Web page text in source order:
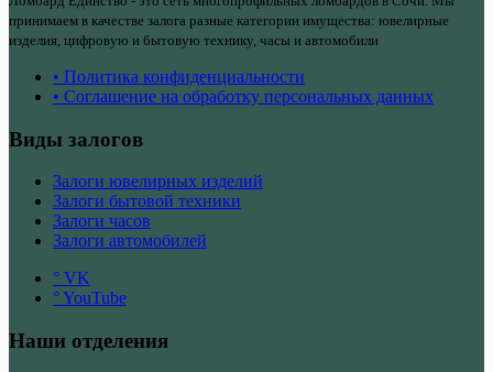
принимаем в качестве залога разные категории имущества: ювелирные
изделия, цифровую и бытовую технику, часы и автомобили
• Политика конфиденциальности
• Соглашение на обработку персональных данных
Виды залогов
Залоги ювелирных изделий
Залоги бытовой техники
Залоги часов
Залоги автомобилей
° VK
° YouTube
Наши отделения